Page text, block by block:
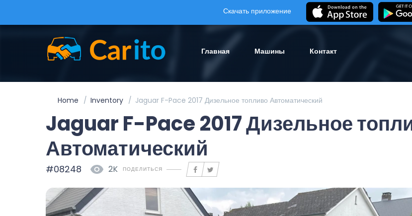
Скачать приложение
Главная Машины Контакт
Home Inventory Jaguar F-Pace 2017 Дизельное топливо Автоматический
Jaguar F-Pace 2017 Дизельное
Автоматический
#08248 2K ПОДЕЛИТЬСЯ